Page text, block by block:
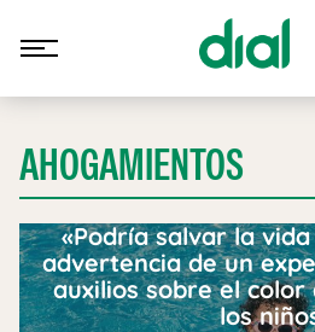
AHOGAMIENTOS
«Podría salvar la
advertencia de un
auxilios sobre el color
los